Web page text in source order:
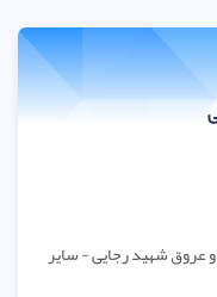
و عروق شهید رجایی - سایر